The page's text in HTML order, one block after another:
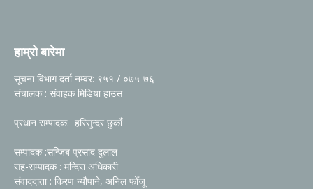
हाम्रो बारेमा
सूचना विभाग दर्ता नम्वर: ९५१ / ०७५-७६
संचालक : संवाहक मिडिया हाउस
प्रधान सम्पादक: हरिसुन्दर छुकाँ
सम्पादक :सन्जिब प्रसाद दुलाल
सह-सम्पादक : मन्दिरा अधिकारी
संवाददाता : किरण न्यौपाने, अनिल फोँजू